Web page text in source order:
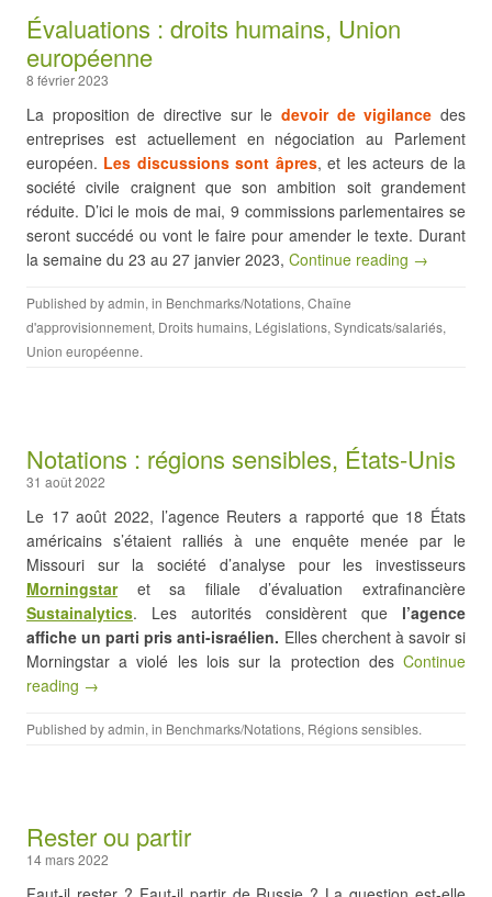
Évaluations : droits humains, Union
européenne
8 février 2023
La proposition de directive sur le devoir de vigilance des
entreprises est actuellement en négociation au Parlement
européen. Les discussions sont âpres, et les acteurs de la
société civile craignent que son ambition soit grandement
réduite. D’ici le mois de mai, 9 commissions parlementaires se
seront succédé ou vont le faire pour amender le texte. Durant
la semaine du 23 au 27 janvier 2023, Continue reading →
Published byadmin, in Benchmarks/Notations, Chaîne
d'approvisionnement, Droits humains, Législations, Syndicats/salariés,
Union européenne.
Notations : régions sensibles, États-Unis
31 août 2022
Le 17 août 2022, l’agence Reuters a rapporté que 18 États
américains s’étaient ralliés à une enquête menée par le
Missouri sur la société d’analyse pour les investisseurs
Morningstaret sa filiale d’évaluation extrafinancière
Sustainalytics. Les autorités considèrent que l’agence
affiche un parti pris anti-israélien. Elles cherchent à savoir si
Morningstar a violé les lois sur la protection des Continue
reading →
Published byadmin, in Benchmarks/Notations, Régions sensibles.
Rester ou partir
14 mars 2022